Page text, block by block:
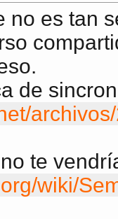
consulta la lista de
no es tan
de
te
wiki/